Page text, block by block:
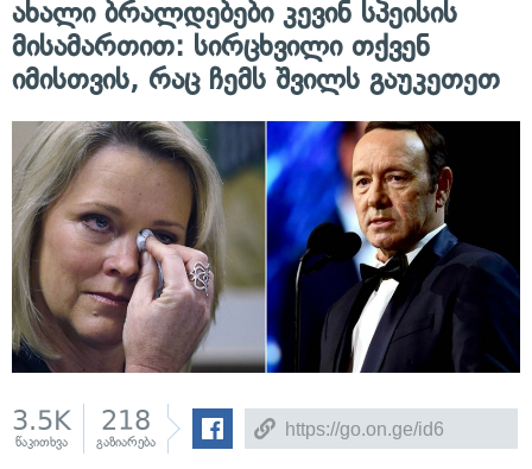
ახალი ბრალდებები კევინ სპეისის
მისამართით: სირცხვილი თქვენ
იმისთვის, რაც ჩემს შვილს გაუკეთეთ
3.5K
წაკითხვა
218
გაზიარება